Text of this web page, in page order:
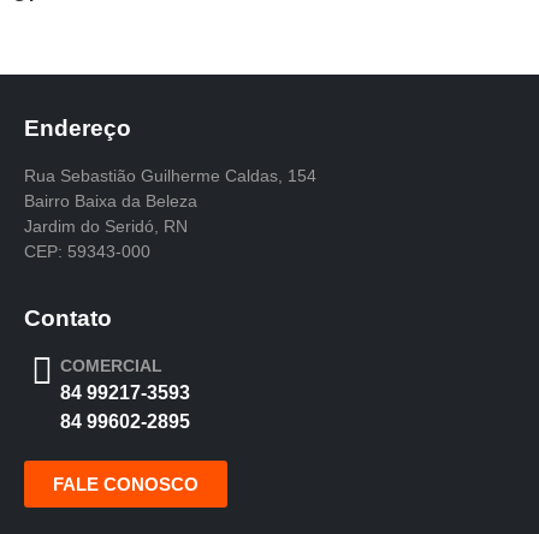
Endereço
Rua Sebastião Guilherme Caldas, 154
Bairro Baixa da Beleza
Jardim do Seridó, RN
CEP: 59343-000
Contato
COMERCIAL
84 99217-3593
84 99602-2895
FALE CONOSCO